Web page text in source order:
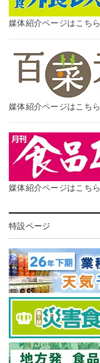
媒体紹介ページはこちら
媒体紹介ページはこちら
媒体紹介ページはこちら
特設ページ